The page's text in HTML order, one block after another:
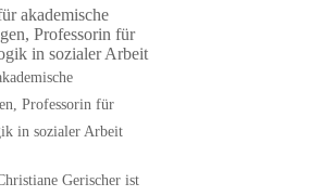
Professorin für
in sozialer Arbeit
Gerischer ist